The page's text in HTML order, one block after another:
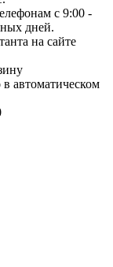
с 9:00 -
дней.
на сайте
автоматическом